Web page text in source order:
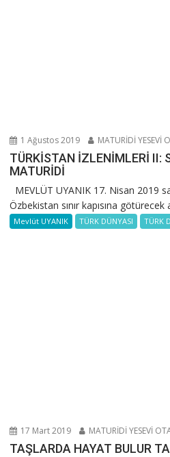
1 Ağustos 2019 MATURİDİ YESEVİ
TÜRKİSTAN İZLENİMLERİ II:
MATURİDİ
MEVLÜT UYANIK 17. Nisan 2019
Özbekistan sınır kapısına götürecek
Mevlüt UYANIK TÜRK DÜNYASI TÜRK
17 Mart 2019 MATURİDİ YESEVİ
TAŞLARDA HAYAT BULUR